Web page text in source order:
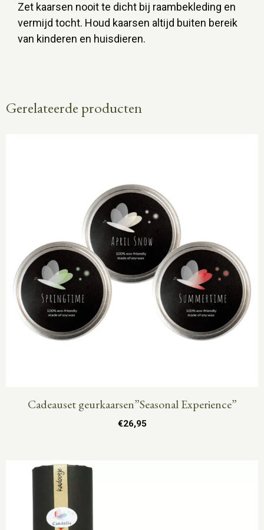
Zet kaarsen nooit te dicht bij raambekleding en
vermijd tocht. Houd kaarsen altijd buiten bereik
van kinderen en huisdieren.
Gerelateerde producten
Cadeauset geurkaarsen”Seasonal Experience”
€26,95